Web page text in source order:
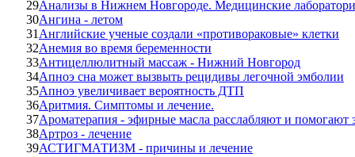
29Анализы в Нижнем Новгороде. Медицинские
30Ангина - летом
31 Английские ученые создали «противораковые» клетки
32Анемия во время беременности
33Антицеллюлитный массаж - Нижний Новгород
34Апноэ сна может вызвыть рецидивы легочной эмболии
35Апноэ увеличивает вероятность ДТП
36Аритмия. Симптомы и лечение.
37Ароматерапия - эфирные масла расслабляют и помогают
38Артроз - лечение
39АСТИГМАТИЗМ - причины и лечение